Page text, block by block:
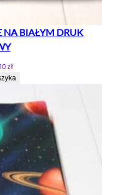
NA BIAŁYM DRUK
złAktualna
cena